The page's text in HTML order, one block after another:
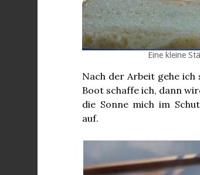
Eine kleine
Nach der Arbeit gehe ich
Boot schaffe ich, dann
die Sonne mich im
auf.